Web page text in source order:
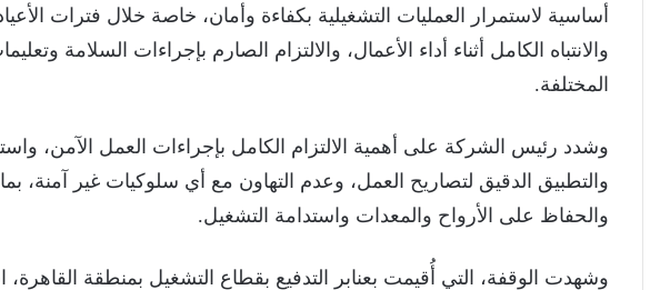
أساسية لاستمرار العمليات التشغيلية بكفاءة وأمان، خاصة خلال فترات
والانتباه الكامل أثناء أداء الأعمال، والالتزام الصارم بإجراءات السلامة
المختلفة.
وشدد رئيس الشركة على أهمية الالتزام الكامل بإجراءات العمل الآمن،
والتطبيق الدقيق لتصاريح العمل، وعدم التهاون مع أي سلوكيات غير آمنة،
والحفاظ على الأرواح والمعدات واستدامة التشغيل.
وشهدت الوقفة، التي أُقيمت بعنابر التدفيع بقطاع التشغيل بمنطقة